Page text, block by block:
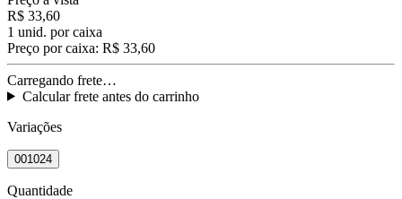
R$ 33,60
1 unid. por caixa
Preço por caixa: R$ 33,60
Carregando frete…
Calcular frete antes do carrinho
Variações
001024
Quantidade